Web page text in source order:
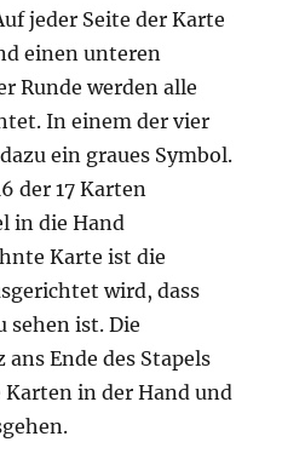
jeder Seite der Karte
einen unteren
Runde werden alle
In einem der vier
ein graues Symbol.
der 17 Karten
in die Hand
Karte ist die
wird, dass
sehen ist. Die
Ende des Stapels
in der Hand und